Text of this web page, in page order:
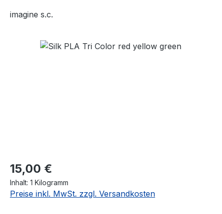
imagine s.c.
Regulärer Preis:
15,00 €
Inhalt: 1 Kilogramm
Preise inkl. MwSt. zzgl. Versandkosten